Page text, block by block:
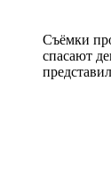
Съёмки
спасают